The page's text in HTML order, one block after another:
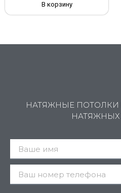
В корзину
НАТЯЖНЫЕ